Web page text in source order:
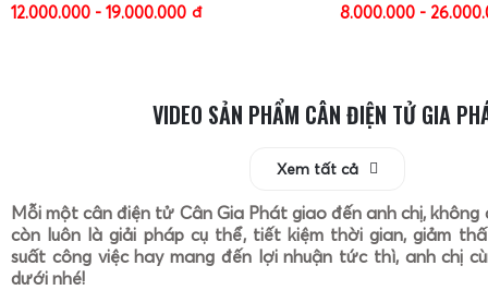
12.000.000 - 19.000.000 đ 8.000.000 -
VIDEO SẢN PHẨM CÂN ĐIỆN TỬ GIA
Xem tất cả
Mỗi một cân điện tử Cân Gia Phát giao đến anh chị, không
còn luôn là giải pháp cụ thể, tiết kiệm thời gian, giảm
suất công việc hay mang đến lợi nhuận tức thì, anh chị
dưới nhé!